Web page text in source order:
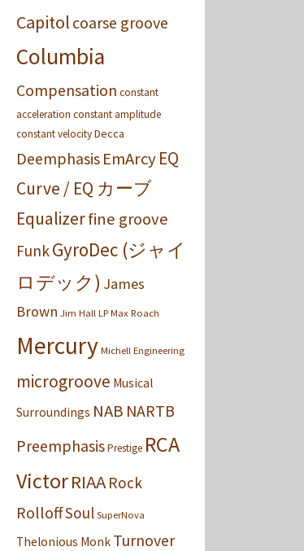
Capitol coarse groove
Columbia
Compensation constant
acceleration constant amplitude
constant velocityDecca
Deemphasis EmArcyEQ
Curve / EQ カーブ
Equalizerfine groove
FunkGyroDec (ジャイ
ロデック) James
Brown Jim Hall LP Max Roach
Mercury Michell Engineering
microgroove Musical
Surroundings NAB NARTB
PreemphasisPrestige RCA
VictorRIAA Rock
RolloffSoul SuperNova
Thelonious Monk Turnover